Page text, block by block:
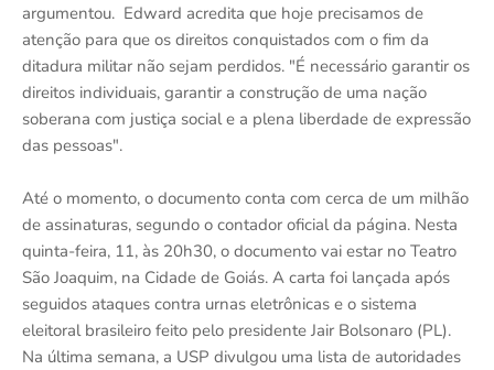
argumentou. Edward acredita que hoje precisamos de
atenção para que os direitos conquistados com o fim da
ditadura militar não sejam perdidos. "É necessário garantir os
direitos individuais, garantir a construção de uma nação
soberana com justiça social e a plena liberdade de expressão
das pessoas".
Até o momento, o documento conta com cerca de um milhão
de assinaturas, segundo o contador oficial da página. Nesta
quinta-feira, 11, às 20h30, o documento vai estar no Teatro
São Joaquim, na Cidade de Goiás. A carta foi lançada após
seguidos ataques contra urnas eletrônicas e o sistema
eleitoral brasileiro feito pelo presidente Jair Bolsonaro (PL).
Na última semana, a USP divulgou uma lista de autoridades